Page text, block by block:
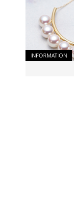
INFORMATION